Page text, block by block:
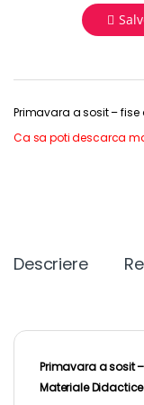
Primavara a sosit –
Ca sa poti descarca
Descriere
Primavara a sosit
Materiale